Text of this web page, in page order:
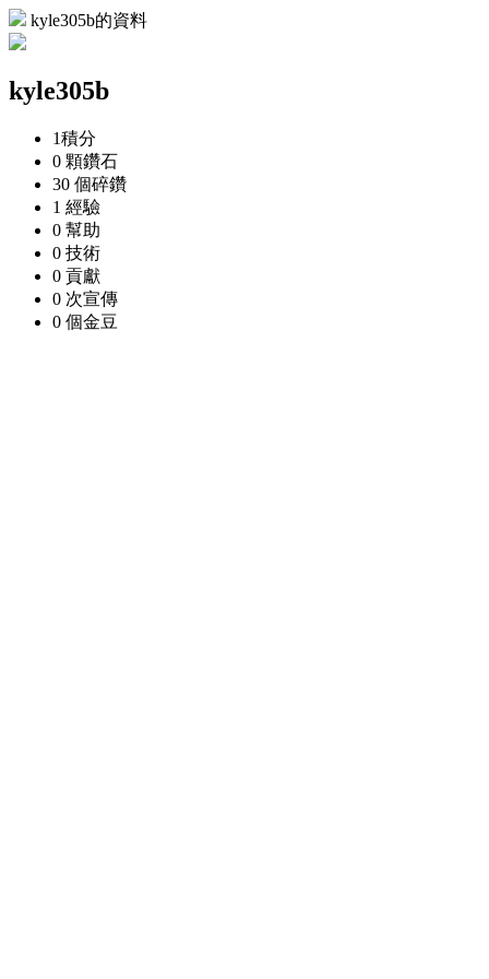
kyle305b的資料
kyle305b
1積分
0 顆鑽石
30 個碎鑽
1 經驗
0 幫助
0 技術
0 貢獻
0 次宣傳
0 個金豆